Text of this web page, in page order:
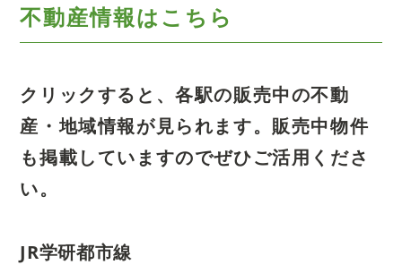
不動産情報はこちら
クリックすると、各駅の販売中の不動
産・地域情報が見られます。 販売中物件
も掲載していますのでぜひご活用くださ
い。
JR学研都市線